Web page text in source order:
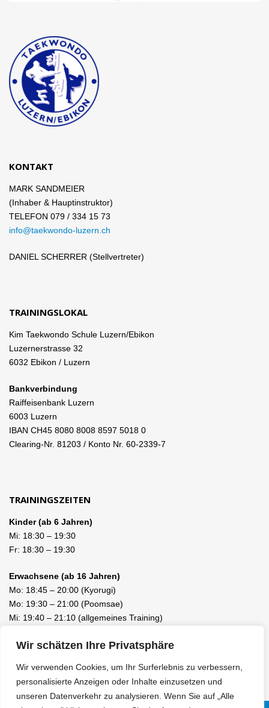
Wir schätzen Ihre Privatsphäre
Wir verwenden Cookies, um Ihr Surferlebnis zu verbessern,
personalisierte Anzeigen oder Inhalte einzusetzen und
unseren Datenverkehr zu analysieren. Wenn Sie auf „Alle
KONTAKT
MARK SANDMEIER
(Inhaber & Hauptinstruktor)
TELEFON 079 / 334 15 73
info@taekwondo-luzern.ch
DANIEL SCHERRER (Stellvertreter)
TRAININGSLOKAL
Kim Taekwondo Schule Luzern/Ebikon
Luzernerstrasse 32
6032 Ebikon / Luzern
Bankverbindung
Raiffeisenbank Luzern
6003 Luzern
IBAN CH45 8080 8008 8597 5018 0
Clearing-Nr. 81203 / Konto Nr. 60-2339-7
TRAININGSZEITEN
Kinder (ab 6 Jahren)
Mi: 18:30 – 19:30
Fr: 18:30 – 19:30
Erwachsene (ab 16 Jahren)
Mo: 18:45 – 20:00 (Kyorugi)
Mo: 19:30 – 21:00 (Poomsae)
Mi: 19:40 – 21:10 (allgemeines Training)